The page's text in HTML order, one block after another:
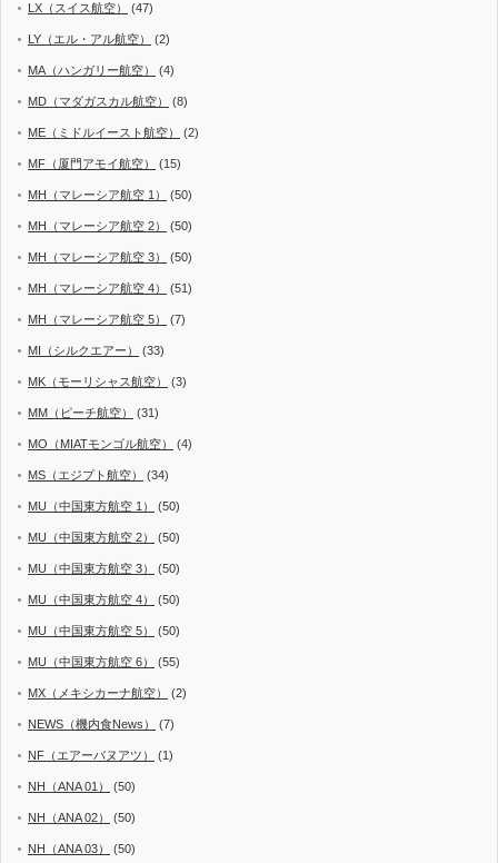
LX（スイス航空） (47)
LY（エル・アル航空） (2)
MA（ハンガリー航空） (4)
MD（マダガスカル航空） (8)
ME（ミドルイースト航空） (2)
MF（厦門アモイ航空） (15)
MH（マレーシア航空 1） (50)
MH（マレーシア航空 2） (50)
MH（マレーシア航空 3） (50)
MH（マレーシア航空 4） (51)
MH（マレーシア航空 5） (7)
MI（シルクエアー） (33)
MK（モーリシャス航空） (3)
MM（ピーチ航空） (31)
MO（MIATモンゴル航空） (4)
MS（エジプト航空） (34)
MU（中国東方航空 1） (50)
MU（中国東方航空 2） (50)
MU（中国東方航空 3） (50)
MU（中国東方航空 4） (50)
MU（中国東方航空 5） (50)
MU（中国東方航空 6） (55)
MX（メキシカーナ航空） (2)
NEWS（機内食News） (7)
NF（エアーバヌアツ） (1)
NH（ANA 01） (50)
NH（ANA 02） (50)
NH（ANA 03） (50)